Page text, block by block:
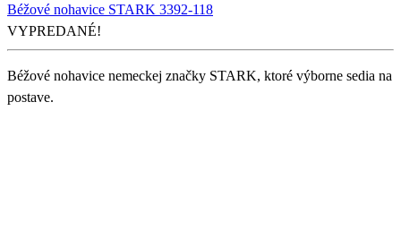
Béžové nohavice STARK 3392-118
VYPREDANÉ!
Béžové nohavice nemeckej značky STARK, ktoré výborne sedia na
postave.